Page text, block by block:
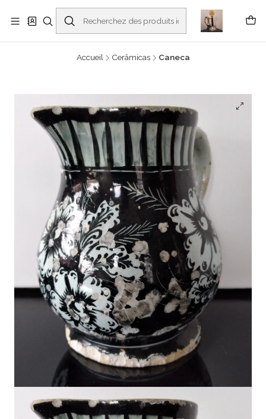
Buscantiguidades - Leilões. Colecionismo e antiguidades em Viana do
Castelo -
En savoir plus
Accueil Cerâmicas Caneca